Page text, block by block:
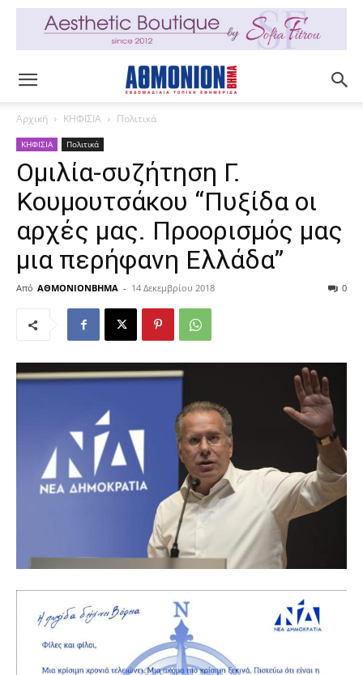
Αρχική ΚΗΦΙΣΙΑ Πολιτικά
ΚΗΦΙΣΙΑ Πολιτικά
Ομιλία-συζήτηση Γ.
Κουμουτσάκου “Πυξίδα οι
αρχές μας. Προορισμός μας
μια περήφανη Ελλάδα”
Από ΑΘΜΟΝΙΟΝΒΗΜΑ - 14 Δεκεμβρίου 2018 0